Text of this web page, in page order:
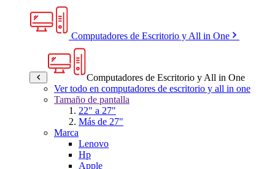
Computadores de Escritorio y All in One
Computadores de Escritorio y All in One
Ver todo en computadores de escritorio y all in one
Tamaño de pantalla
22" a 27"
Más de 27"
Marca
Lenovo
Hp
Apple